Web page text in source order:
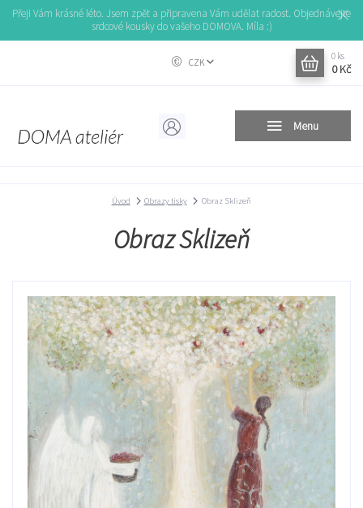
Přeji Vám krásné léto. Jsem zpět a připravena Vám udělat radost. Objednávejte
srdcové kousky do vašeho DOMOVA. Míla :)
Menu
CZK
0 ks
0 Kč
Úvod Obrazy tisky Obraz Sklizeň
Obraz Sklizeň